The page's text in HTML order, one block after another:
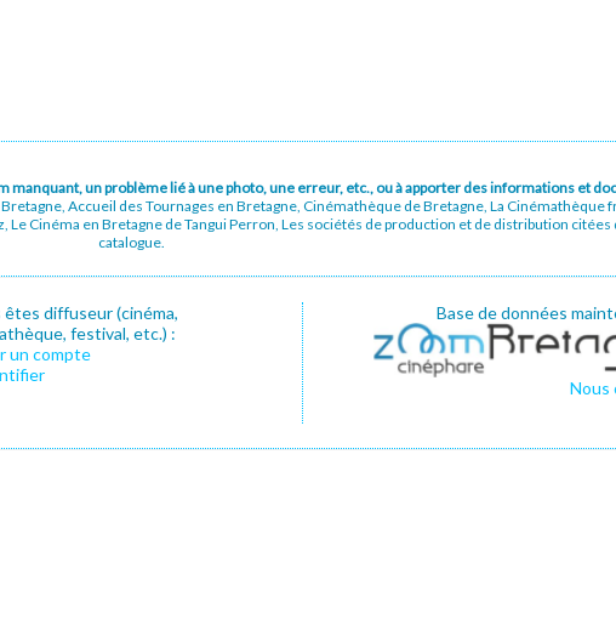
manquant, un problème lié à une photo, une erreur, etc., ou à apporter des informations et
Accueil des Tournages en Bretagne, Cinémathèque de Bretagne, La Cinémathèque
Cinéma en Bretagne de Tangui Perron, Les sociétés de production et de distribution citées
catalogue.
êtes diffuseur (cinéma,
festival, etc.) :
un compte
Base de données
Nous